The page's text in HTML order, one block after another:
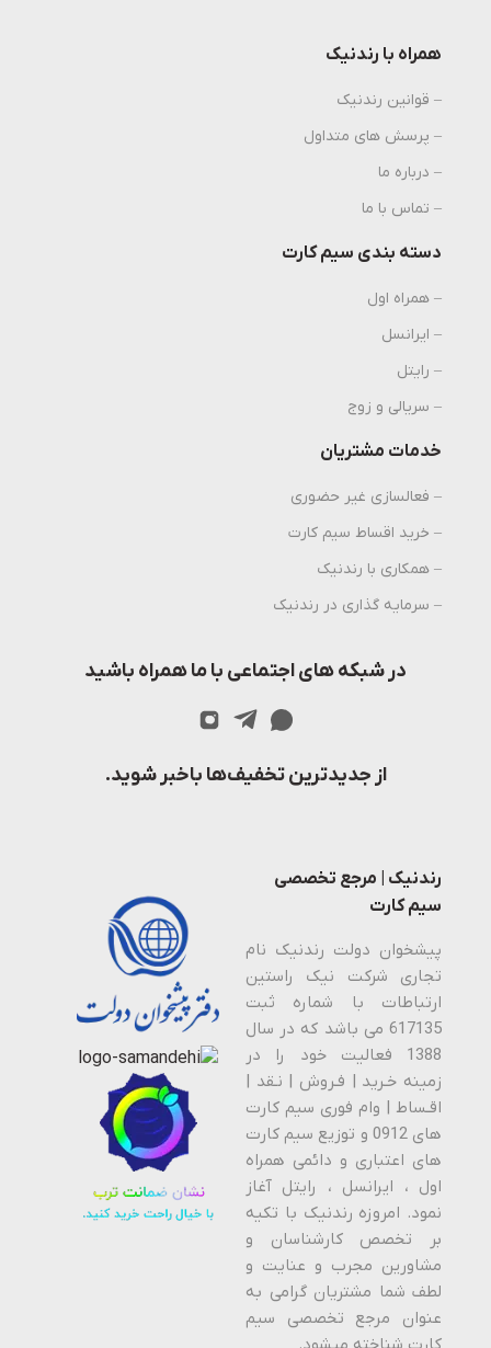
همراه با رندنیک
– قوانین رندنیک
– پرسش های متداول
– درباره ما
– تماس با ما
دسته بندی سیم کارت
– همراه اول
– ایرانسل
– رایتل
– سریالی و زوج
خدمات مشتریان
– فعالسازی غیر حضوری
– خرید اقساط سیم کارت
– همکاری با رندنیک
– سرمایه گذاری در رندنیک
در شبکه های اجتماعی با ما همراه باشید
از جدیدترین تخفیف‌ها باخبر شوید.
رندنیک | مرجع تخصصی
سیم کارت
پیشخوان دولت رندنیک نام
تجاری شرکت نیک راستین
ارتباطات با شماره ثبت
617135 می باشد که در سال
1388 فعالیت خود را در
زمینه خـرید | فـروش | نـقد |
اقـساط | وام فوری سیم کارت
های 0912 و توزیع سیم کارت
های اعتباری و دائمی همراه
اول ، ایرانسل ، رایتل آغاز
نمود. امروزه رندنیک با تکیه
بر تخصص کارشناسان و
مشاورین مجرب و عنایت و
لطف شما مشتریان گرامی به
عنوان مرجع تخصصی سیم